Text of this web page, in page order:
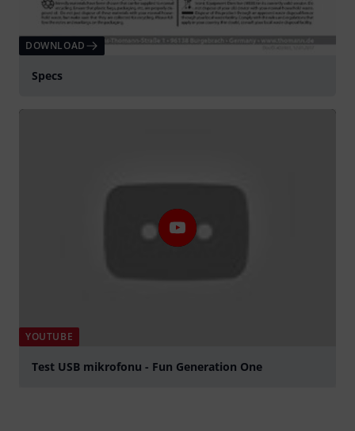
DOWNLOAD
Specs
YOUTUBE
Test USB mikrofonu - Fun Generation One